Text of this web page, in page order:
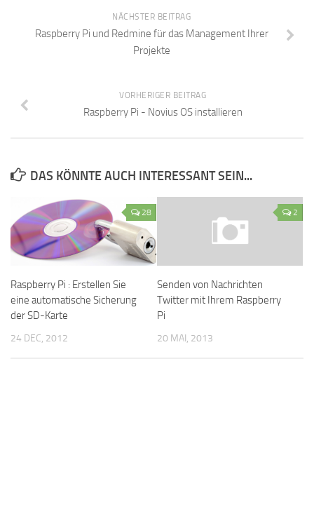
NÄCHSTER BEITRAG
Raspberry Pi und Redmine für das Management Ihrer
Projekte
VORHERIGER BEITRAG
Raspberry Pi - Novius OS installieren
DAS KÖNNTE AUCH INTERESSANT SEIN...
28
Raspberry Pi : Erstellen Sie
eine automatische Sicherung
der SD-Karte
24 DEC, 2012
2
Senden von Nachrichten
Twitter mit Ihrem Raspberry
Pi
20 MAI, 2013